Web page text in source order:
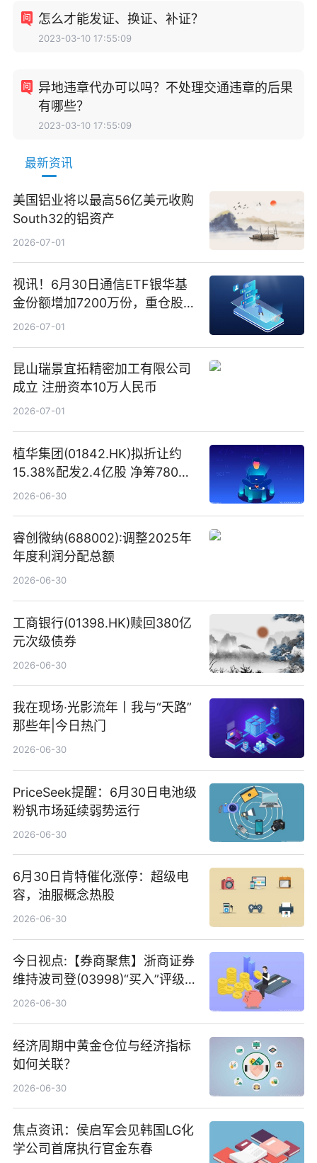
怎么才能发证、换证、补证？
2023-03-10 17:55:09
异地违章代办可以吗？不处理交通违章的后果
有哪些？
2023-03-10 17:55:09
最新资讯
美国铝业将以最高56亿美元收购
South32的铝资产
2026-07-01
视讯！6月30日通信ETF银华基
金份额增加7200万份，重仓股新
易盛、中际旭创、立讯精密
2026-07-01
昆山瑞景宜拓精密加工有限公司
成立 注册资本10万人民币
2026-07-01
植华集团(01842.HK)拟折让约
15.38%配发2.4亿股 净筹780万
港元
2026-06-30
睿创微纳(688002):调整2025年
年度利润分配总额
2026-06-30
工商银行(01398.HK)赎回380亿
元次级债券
2026-06-30
我在现场·光影流年丨我与“天路”
那些年|今日热门
2026-06-30
PriceSeek提醒：6月30日电池级
粉钒市场延续弱势运行
2026-06-30
6月30日肯特催化涨停：超级电
容，油服概念热股
2026-06-30
今日视点:【券商聚焦】浙商证券
维持波司登(03998)“买入”评级
指其业绩高质量稳增长
2026-06-30
经济周期中黄金仓位与经济指标
如何关联？
2026-06-30
焦点资讯：侯启军会见韩国LG化
学公司首席执行官金东春